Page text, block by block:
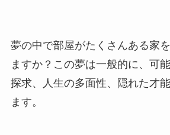
夢の中で部屋がたくさんある家
ますか？この夢は一般的に、可
探求、人生の多面性、隠れた才
ます。